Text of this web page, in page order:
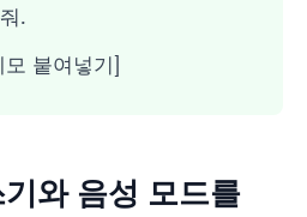
.
붙여넣기]
와 음성 모드를